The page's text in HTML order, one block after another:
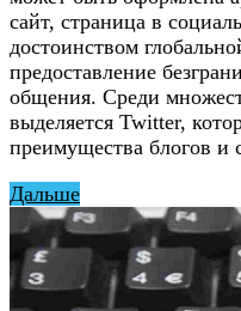
сайт, страница в
достоинством
предоставление
общения. Среди
выделяется Twitter,
преимущества блогов
Дальше